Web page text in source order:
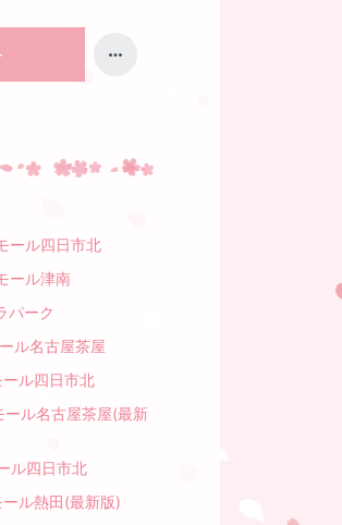
ール四日市北
ール津南
パーク
ル名古屋茶屋
ル四日市北
ル名古屋茶屋(最新
ル四日市北
ル熱田(最新版)